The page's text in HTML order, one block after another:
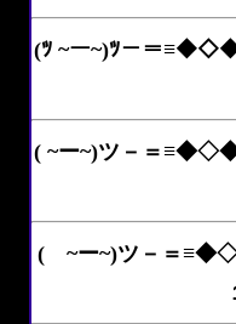
(ﾂ ~ー~)ﾂ－＝
( ~ー~)ツ－＝
( ~ー~)ツ－＝